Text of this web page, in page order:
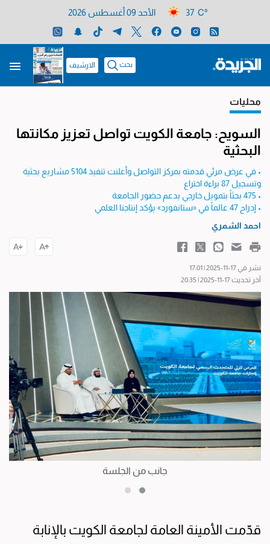
37 C° الأحد 09 أغسطس 2026
بحث الارشيف
محليات
السويح: جامعة الكويت تواصل تعزيز مكانتها
البحثية
• في عرض مرئي قدمته بمركز التواصل وأعلنت تنفيذ 5104 مشاريع بحثية
وتسجيل 87 براءة اختراع
• 475 بحثاً بتمويل خارجي يدعم حضور الجامعة
• إدراج 47 عالماً في «ستانفورد» يؤكد إنتاجنا العلمي
احمد الشمري
نشر في 17-11-2025 | 17:01
آخر تحديث 17-11-2025 | 20:35
جانب من الجلسة
قدّمت الأمينة العامة لجامعة الكويت بالإنابة